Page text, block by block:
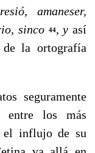
amaneser,
sinco 44, yasí
la ortografía
entre los más
el influjo de su